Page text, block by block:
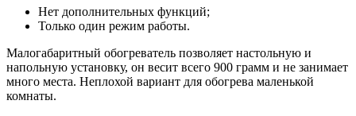
Нет дополнительных функций;
Только один режим работы.
Малогабаритный обогреватель позволяет настольную и
напольную установку, он весит всего 900 грамм и не занимает
много места. Неплохой вариант для обогрева маленькой
комнаты.